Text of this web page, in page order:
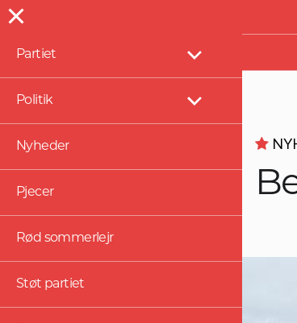
Partiet
Vis
undermenu
Politik
Vis
undermenu
Nyheder
Pjecer
Rød sommerlejr
Støt partiet